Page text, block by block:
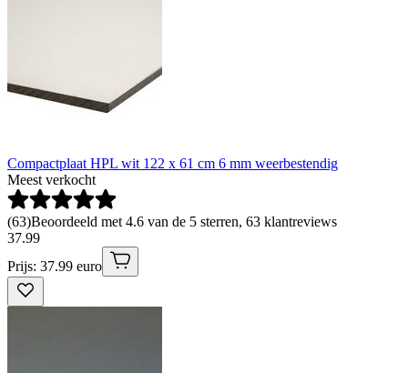
Compactplaat HPL wit 122 x 61 cm 6 mm weerbestendig
Meest verkocht
(63)Beoordeeld met 4.6 van de 5 sterren, 63 klantreviews
37.99
Prijs: 37.99 euro